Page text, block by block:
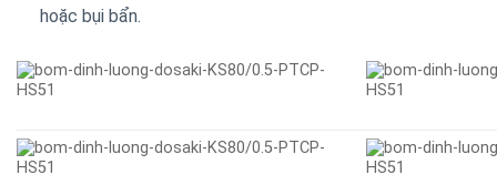
hoặc bụi bẩn.